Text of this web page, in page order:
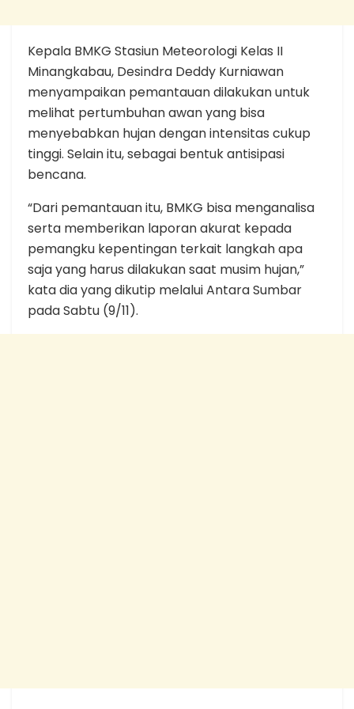
Kepala BMKG Stasiun Meteorologi Kelas II
Minangkabau, Desindra Deddy Kurniawan
menyampaikan pemantauan dilakukan untuk
melihat pertumbuhan awan yang bisa
menyebabkan hujan dengan intensitas cukup
tinggi. Selain itu, sebagai bentuk antisipasi
bencana.
“Dari pemantauan itu, BMKG bisa menganalisa
serta memberikan laporan akurat kepada
pemangku kepentingan terkait langkah apa
saja yang harus dilakukan saat musim hujan,”
kata dia yang dikutip melalui Antara Sumbar
pada Sabtu (9/11).